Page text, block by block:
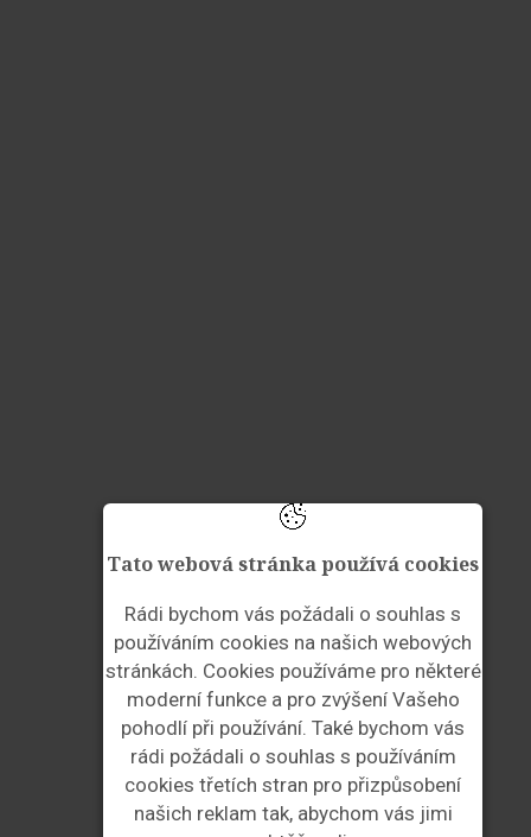
Tato webová stránka používá cookies
Rádi bychom vás požádali o souhlas s
používáním cookies na našich webových
stránkách. Cookies používáme pro některé
moderní funkce a pro zvýšení Vašeho
pohodlí při používání. Také bychom vás
rádi požádali o souhlas s používáním
cookies třetích stran pro přizpůsobení
našich reklam tak, abychom vás jimi